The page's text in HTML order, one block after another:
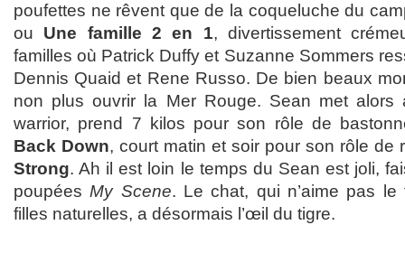
poufettes ne rêvent que de la coqueluche du
ou Une famille 2 en 1, divertissement
familles où Patrick Duffy et Suzanne Sommers
Dennis Quaid et Rene Russo. De bien beaux
non plus ouvrir la Mer Rouge. Sean met alors
warrior, prend 7 kilos pour son rôle de
Back Down, court matin et soir pour son rôle de
Strong. Ah il est loin le temps du Sean est joli,
poupéesMy Scene. Le chat, qui n’aime pas
filles naturelles, a désormais l’œil du tigre.